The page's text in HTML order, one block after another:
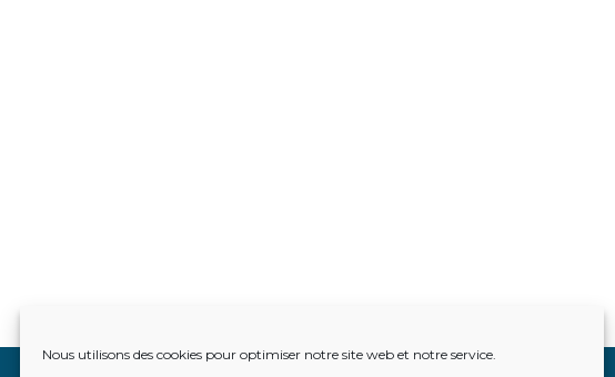
Nous utilisons des cookies pour optimiser notre site web et notre service.